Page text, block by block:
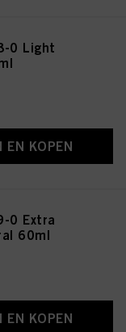
0 Light
EN KOPEN
0 Extra
60ml
EN KOPEN